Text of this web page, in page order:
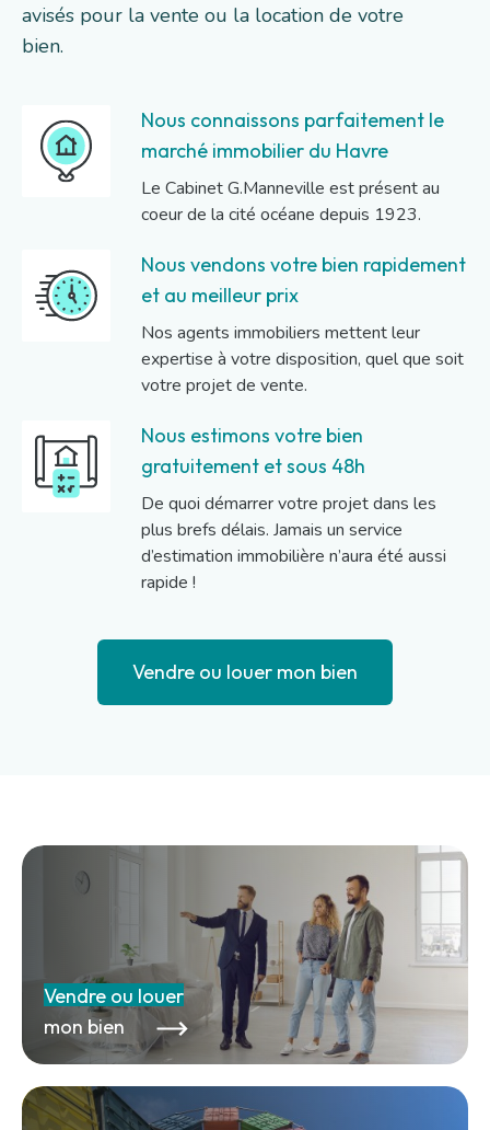
avisés pour la vente ou la location de votre
bien.
Nous connaissons parfaitement le
marché immobilier du Havre
Le Cabinet G.Manneville est présent au
coeur de la cité océane depuis 1923.
Nous vendons votre bien rapidement
et au meilleur prix
Nos agents immobiliers mettent leur
expertise à votre disposition, quel que soit
votre projet de vente.
Nous estimons votre bien
gratuitement et sous 48h
De quoi démarrer votre projet dans les
plus brefs délais. Jamais un service
d’estimation immobilière n’aura été aussi
rapide !
Vendre ou louer mon bien
Vendre ou louer
mon bien